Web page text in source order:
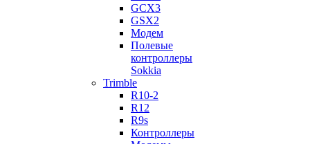
GCX3
GSX2
Модем
Полевые
контроллеры
Sokkia
Trimble
R10-2
R12
R9s
Контроллеры